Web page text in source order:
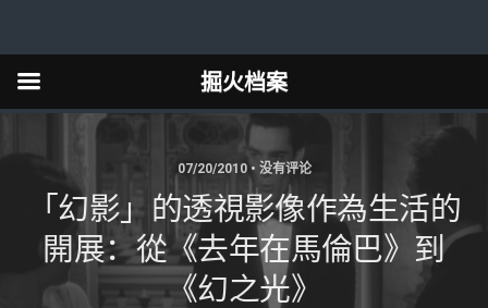
07/20/2010 • 没有评论
「幻影」的透視影像作為生活的
開展：從《去年在馬倫巴》到
《幻之光》
掘火档案